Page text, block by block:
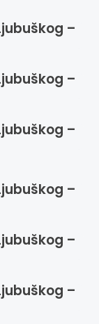
–
–
–
–
–
–